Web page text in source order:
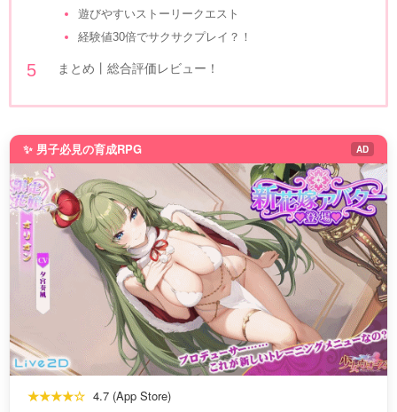
遊びやすいストーリークエスト
経験値30倍でサクサクプレイ？！
まとめ丨総合評価レビュー！
✨ 男子必見の育成RPG AD
★★★★☆ 4.7 (App Store)